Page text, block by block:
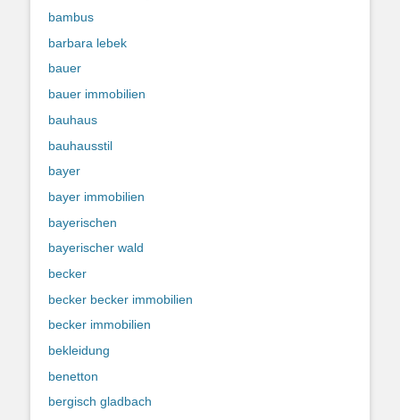
bambus
barbara lebek
bauer
bauer immobilien
bauhaus
bauhausstil
bayer
bayer immobilien
bayerischen
bayerischer wald
becker
becker becker immobilien
becker immobilien
bekleidung
benetton
bergisch gladbach